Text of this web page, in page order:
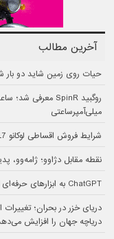
آخرین مطالب
حیات روی زمین شاید دو بار
میلی‌آمپرساعتی
شرایط فروش اقساطی لوکانو L7 و لوکانو L8 در مرداد 1405 اعلام شد
نقطه مقابل دژاوو؛ ژامه‌وو،
ChatGPT به ابزارهای حرفه‌ای ادوبی مجهز شد؛ از فتوشاپ تا Acrobat
دریای خزر در بحران؛
دریاچه جهان را افزایش